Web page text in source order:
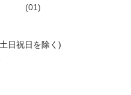
(01)
日祝日を除く)